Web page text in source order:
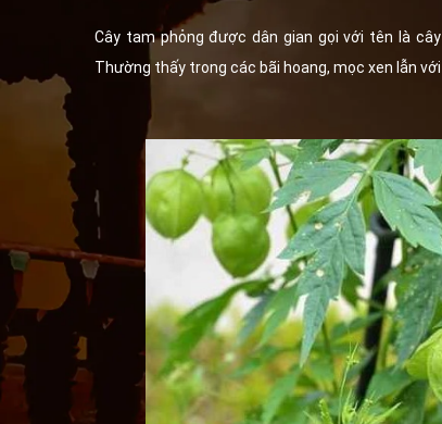
Cây tam phỏng được dân gian gọi với tên là
Thường thấy trong các bãi hoang, mọc xen lẫn